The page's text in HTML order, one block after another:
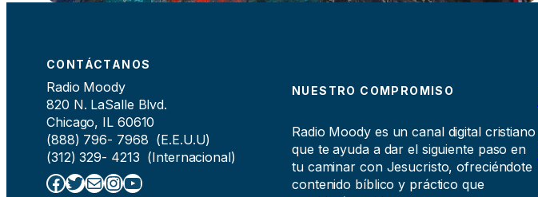
CONTÁCTANOS
Radio Moody
820 N. LaSalle Blvd.
Chicago, IL 60610
(888) 796- 7968 (E.E.U.U)
(312) 329- 4213 (Internacional)
Facebook Twitter Correo electrónico InstagramYouTube
NUESTRO COMPROMISO
Radio Moody es un canal digital cristiano
que te ayuda a dar el siguiente paso en
tu caminar con Jesucristo, ofreciéndote
contenido bíblico y práctico que